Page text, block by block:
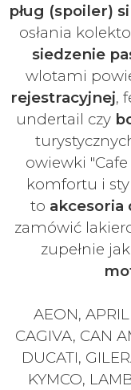
pług (spoiler)
osłania
siedzenie
wlotami
rejestracyjnej,
undertail czy
owiewki
komfortu i
to akcesoria
zamówić
zupełnie jak
AEON,
CAGIVA, CAN
DUCATI,
KYMCO,